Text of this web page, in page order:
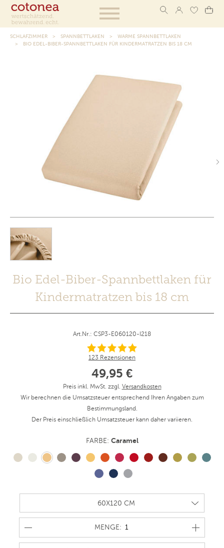
SCHLAFZIMMER SPANNBETTLAKEN
WARME SPANNBETTLAKEN
BIO EDEL-BIBER-SPANNBETTLAKEN FÜR KINDERMATRATZEN BIS 18 CM
Bio Edel-Biber-Spannbettlaken für
Kindermatratzen bis 18 cm
Art.Nr.: CSP3-E060120-I218
123 Rezensionen
49,95 €
Preis inkl. MwSt. zzgl. Versandkosten
Wir berechnen die Umsatzsteuer entsprechend Ihren Angaben zum
Bestimmungsland.
Der Preis einschließlich Umsatzsteuer kann daher variieren.
FARBE: Caramel
MENGE: MENGE